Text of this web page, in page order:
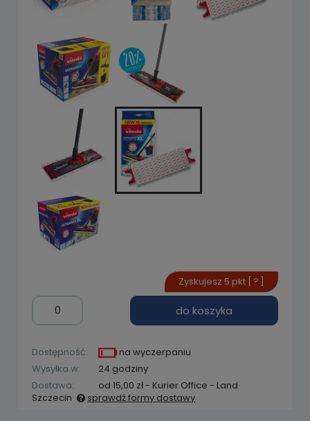
do koszyka
Zyskujesz 5 pkt [ ? ]
Dostępność:
na wyczerpaniu
Wysyłka w:
24 godziny
Dostawa:
od 15,00 zł- Kurier Office - Land
Szczecin
sprawdź formy dostawy